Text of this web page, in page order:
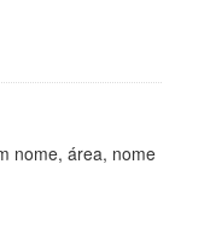
nome, área, nome